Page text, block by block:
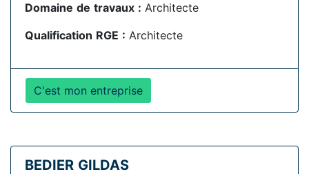
Domaine de travaux : Architecte
Qualification RGE : Architecte
C'est mon entreprise
BEDIER GILDAS